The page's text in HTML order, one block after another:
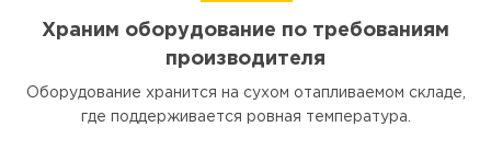
Храним оборудование по требованиям
производителя
Оборудование хранится на сухом отапливаемом складе,
где поддерживается ровная температура.